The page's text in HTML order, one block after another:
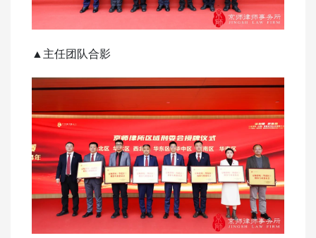
▲主任团队合影